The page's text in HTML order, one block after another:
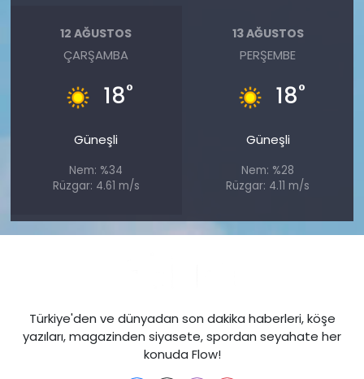
12 AĞUSTOS
ÇARŞAMBA
18°
Güneşli
Nem: %34
Rüzgar: 4.61 m/s
13 AĞUSTOS
PERŞEMBE
18°
Güneşli
Nem: %28
Rüzgar: 4.11 m/s
Türkiye'den ve dünyadan son dakika haberleri, köşe
yazıları, magazinden siyasete, spordan seyahate her
konuda Flow!